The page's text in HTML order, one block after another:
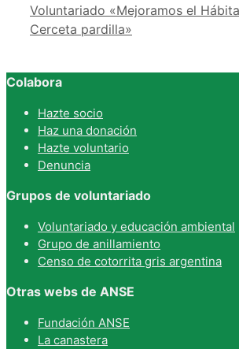
Voluntariado «Mejoramos el
Cerceta pardilla»
Colabora
Hazte socio
Haz una donación
Hazte voluntario
Denuncia
Grupos de voluntariado
Voluntariado y educación ambiental
Grupo de anillamiento
Censo de cotorrita gris argentina
Otras webs de ANSE
Fundación ANSE
La canastera